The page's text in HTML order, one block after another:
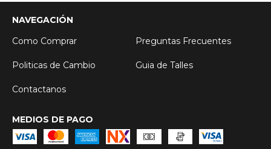
NAVEGACIÓN
Como Comprar
Preguntas Frecuentes
Politicas de Cambio Guia de Talles
Contactanos
MEDIOS DE PAGO